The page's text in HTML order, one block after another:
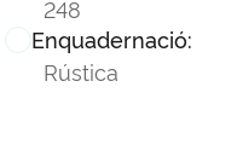
248
Enquadernació:
Rústica